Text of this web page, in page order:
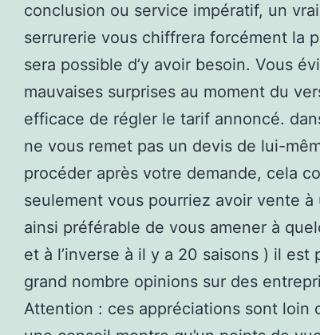
conclusion ou service impératif, un
serrurerie vous chiffrera forcément la
sera possible d’y avoir besoin. Vous
mauvaises surprises au moment du
efficace de régler le tarif annoncé.
ne vous remet pas un devis de lui-
procéder après votre demande, cela
seulement vous pourriez avoir vente
ainsi préférable de vous amener à
et à l’inverse à il y a 20 saisons ) il est
grand nombre opinions sur des
Attention : ces appréciations sont loin